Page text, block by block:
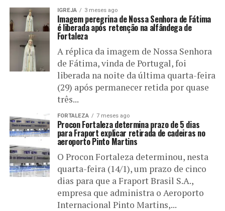
IGREJA 3 meses ago
Imagem peregrina de Nossa Senhora de Fátima
é liberada após retenção na alfândega de
Fortaleza
A réplica da imagem de Nossa Senhora
de Fátima, vinda de Portugal, foi
liberada na noite da última quarta-feira
(29) após permanecer retida por quase
três...
FORTALEZA 7 meses ago
Procon Fortaleza determina prazo de 5 dias
para Fraport explicar retirada de cadeiras no
aeroporto Pinto Martins
O Procon Fortaleza determinou, nesta
quarta-feira (14/1), um prazo de cinco
dias para que a Fraport Brasil S.A.,
empresa que administra o Aeroporto
Internacional Pinto Martins,...